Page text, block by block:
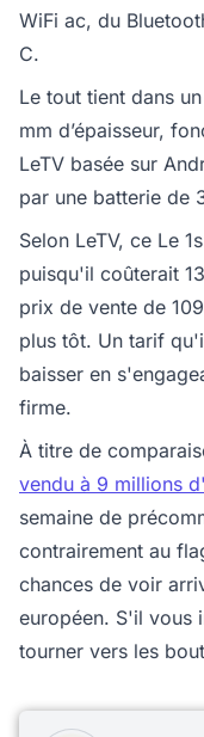
WiFi ac, du
C.
Le tout tient dans
mm d’épaisseur,
LeTV basée sur
par une batterie de
Selon LeTV, ce Le
puisqu'il coûterait
prix de vente de
plus tôt. Un tarif
baisser en
firme.
À titre de
vendu à 9 millions
semaine de
contrairement au
chances de voir
européen. S'il vous
tourner vers les